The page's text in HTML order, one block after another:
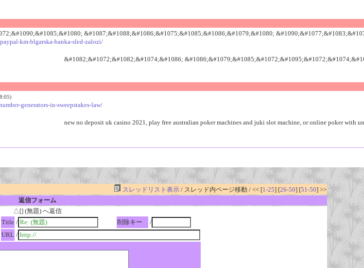
&#1087;&#1088;&#1086;&#1075;&#1085;&#1086;&#1079;&#1080;
km-blgarska-banka-sled-zalozi/
&#1082;&#1072;&#1082;&#1074;&#1086;
generators-in-sweepstakes-law/
new no deposit uk casino 2021, play free australian poker machines and juki slot machine, or online poker with
スレッドリスト表示/ スレッド内ページ移動 / << [1-25] [26-50] [51-50] >>
返信フォーム
△[] (無題) へ返信
Title / 削除キー
/
URL /